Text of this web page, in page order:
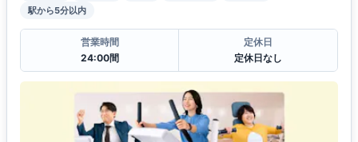
駅から5分以内
営業時間
24:00間
定休日
定休日なし